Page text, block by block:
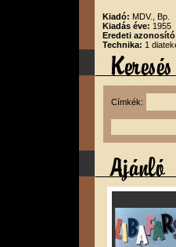
Kiadó: MDV., Bp.
Kiadás éve: 1955
Eredeti
Technika: 1
Címkék: